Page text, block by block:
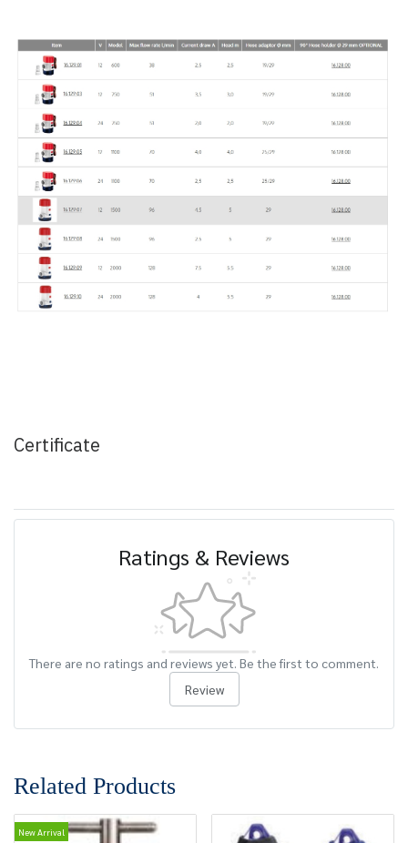
Certificate
Ratings & Reviews
There are no ratings and reviews yet. Be the first to comment.
Review
Related Products
New Arrival